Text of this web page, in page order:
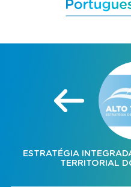
ESTRATÉGIA
TERRITORIAL